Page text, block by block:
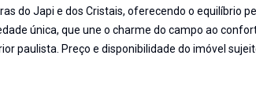
do Japi e dos Cristais, oferecendo o equilíbrio
única, que une o charme do campo ao
paulista. Preço e disponibilidade do imóvel